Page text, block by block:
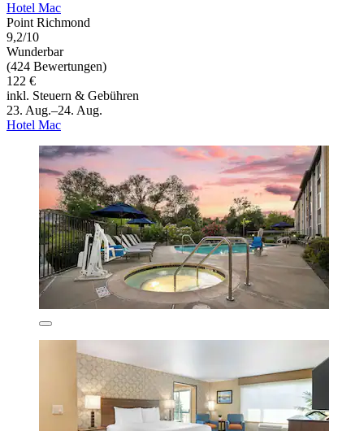
Hotel Mac
Point Richmond
9,2/10
Wunderbar
(424 Bewertungen)
122 €
inkl. Steuern & Gebühren
23. Aug.–24. Aug.
Hotel Mac